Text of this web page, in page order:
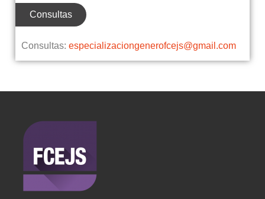
Consultas
Consultas: especializaciongenerofcejs@gmail.com